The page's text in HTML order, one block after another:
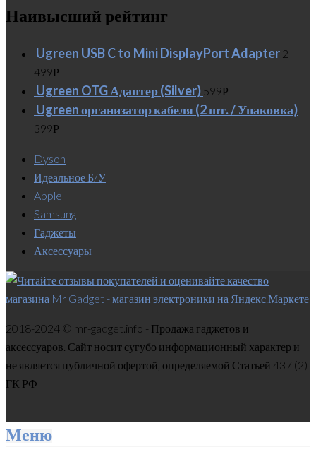
Наивысший рейтинг
Ugreen USB C to Mini DisplayPort Adapter 2
499Р
Ugreen OTG Адаптер (Silver) 599Р
Ugreen организатор кабеля (2 шт. / Упаковка)
399Р
Dyson
Идеальное Б/У
Apple
Samsung
Гаджеты
Аксессуары
2018-2024 © mr-gadget.info - Продажа гаджетов и
аксессуаров. Сайт носит сугубо информационный характер и
не является публичной офертой, определяемой Статьей 437 (2)
ГК РФ
Меню